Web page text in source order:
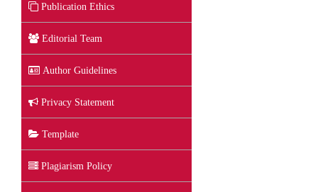
Publication Ethics
Editorial Team
Author Guidelines
Privacy Statement
Template
Plagiarism Policy